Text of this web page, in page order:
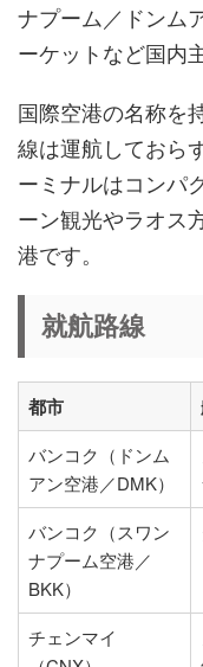
ナプーム／ドンム
ーケットなど国内
国際空港の名称を
線は運航しておら
ーミナルはコンパ
ーン観光やラオス
港です。
就航路線
都市
バンコク（ドンム
アン空港／DMK）
バンコク（スワン
ナプーム空港／
BKK）
チェンマイ